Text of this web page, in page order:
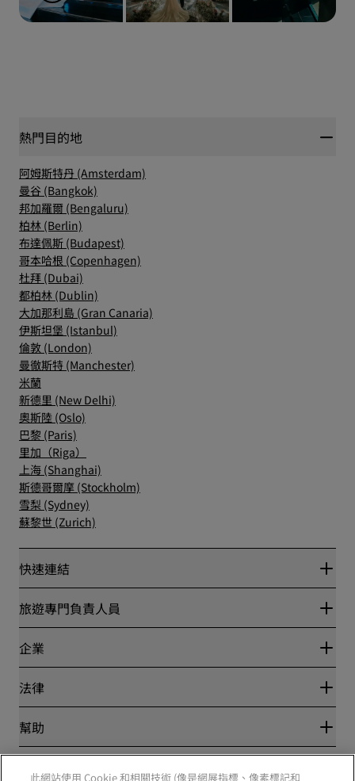
熱門目的地
阿姆斯特丹 (Amsterdam)
曼谷 (Bangkok)
邦加羅爾 (Bengaluru)
柏林 (Berlin)
布達佩斯 (Budapest)
哥本哈根 (Copenhagen)
杜拜 (Dubai)
都柏林 (Dublin)
大加那利島 (Gran Canaria)
伊斯坦堡 (Istanbul)
倫敦 (London)
曼徹斯特 (Manchester)
米蘭
新德里 (New Delhi)
奧斯陸 (Oslo)
巴黎 (Paris)
里加（Riga）
上海 (Shanghai)
斯德哥爾摩 (Stockholm)
雪梨 (Sydney)
蘇黎世 (Zurich)
快速連結
Radisson Rewards
Blog
目的地
Radisson Hotels APP
運動認證的酒店
適合家庭的酒店
健康與安全
旅遊專門負責人員
夥伴
企業
麗笙酒店集團
工作機會 RHG
工作機會 PPHE
工作機會 EHL
The Club by RHG
法律
隱私權中心
麗賞會條款和條件
網站使用協定
幫助
社群媒體
此網站使用 Cookie 和相關技術 (像是網展指標、像素標記和